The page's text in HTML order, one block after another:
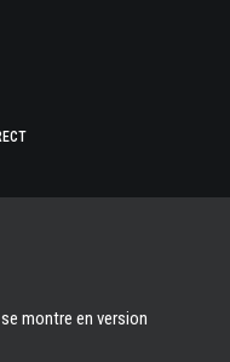
montre en version